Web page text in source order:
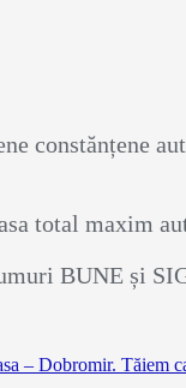
constănțene
total maxim
BUNE și
– Dobromir. Tăiem